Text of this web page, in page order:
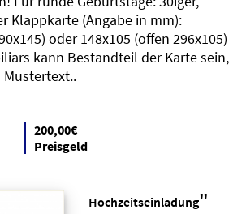
Klappkarte (Angabe in mm):
oder 148x105 (offen 296x105)
kann Bestandteil der Karte sein,
200,00€
Preisgeld
Hochzeitseinladung"